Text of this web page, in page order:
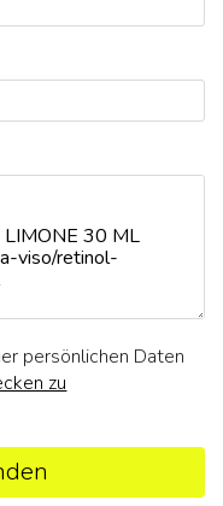
persönlichen Daten
zu